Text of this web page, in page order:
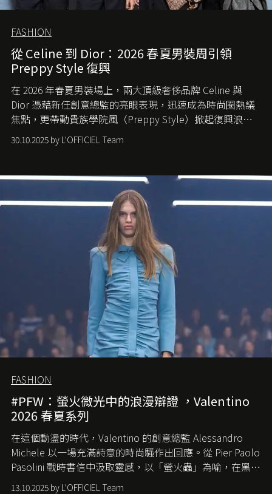
FASHION
從 Celine 到 Dior：2026 春夏男裝周引領
Preppy Style 復興
在 2026 年春夏男裝場上，兩大頂級奢侈品牌 Celine 與
Dior 憑藉新任創意總監的亮眼表現，迅速成為時尚圈熱議
焦點，更帶動貴族學院風（Preppy Style）掀起復興浪
潮，讓這股經典風格再度回到大眾視線。
30.10.2025 by L'OFFICIEL Team
FASHION
#PFW：螢火微光中的浪漫辯證 ，Valentino
2026 春夏系列
在這個動盪的時代， Valentino 的創意總監 Alessandro
Michele 以一場充滿詩意的時尚騷作出回應。從 Pier Paolo
Pasolini 戰時書信中汲取靈感，以「螢火蟲」為喻，在黑暗
中找尋希望的微光。
13.10.2025 by L'OFFICIEL Team